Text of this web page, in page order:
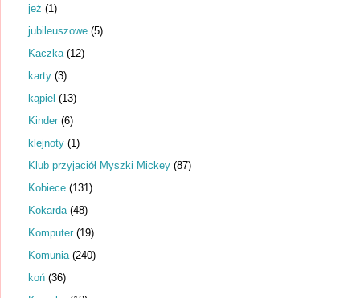
jeż (1)
jubileuszowe (5)
Kaczka (12)
karty (3)
kąpiel (13)
Kinder (6)
klejnoty (1)
Klub przyjaciół Myszki Mickey (87)
Kobiece (131)
Kokarda (48)
Komputer (19)
Komunia (240)
koń (36)